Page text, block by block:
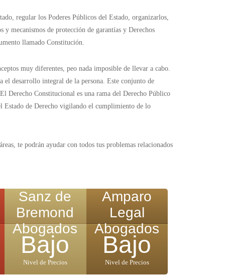
regular los Poderes Públicos del Estado, organizarlos,
y mecanismos de protección de garantías y Derechos
llamado Constitución.
muy diferentes, peo nada imposible de llevar a cabo.
el desarrollo integral de la persona. Este conjunto de
Derecho Constitucional es una rama del Derecho Público
Estado de Derecho vigilando el cumplimiento de lo
te podrán ayudar con todos tus problemas relacionados
Sanz de
Bremond
Abogados
Bajo
Nivel de Precios
Amparo
Legal
Abogados
Bajo
Nivel de Precios